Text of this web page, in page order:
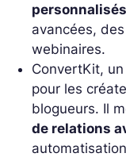
personnalisés
avancées,
webinaires.
ConvertKit,
pour les
blogueurs. Il
de relations